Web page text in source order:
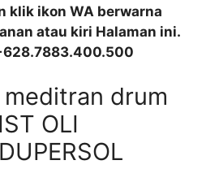
klik ikon WA berwarna
atau kiri Halaman ini.
drum
OLI